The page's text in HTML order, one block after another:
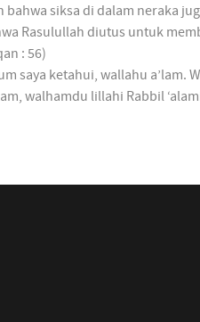
bahwa siksa di dalam neraka
Rasulullah diutus untuk
: 56)
saya ketahui, wallahu a’lam.
walhamdu lillahi Rabbil